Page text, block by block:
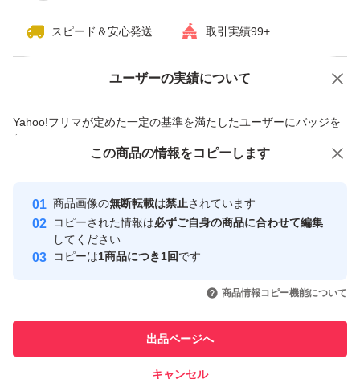
スピード＆安心発送 取引実績99+
ユーザーの実績について
Yahoo!フリマが定めた一定の基準を満たしたユーザーにバッジを
付与しています
安心取引出品者
心・安全なユーザーです
取引実績
引を完了させた実績があります
での取引実績があります
価格の相談 商品への質問
この商品の情報をコピーします
商品画像の無断転載は禁止されています
コピーされた情報は必ずご自身の商品に合わせて編集
してください
コピーは1商品につき1回です
商品情報コピー機能について
出品ページへ
キャンセル
この商品をみている人にオススメ